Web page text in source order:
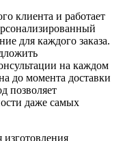
клиента и работает
для каждого заказа.
на каждом
до момента доставки
позволяет
даже самых